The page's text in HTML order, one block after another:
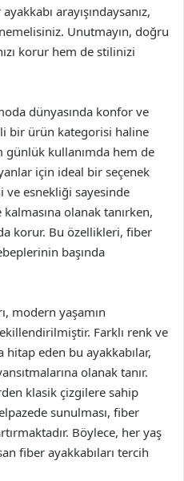
arayışındaysanız,
Unutmayın, doğru
korur hem de stilinizi
dünyasında konfor ve
bir ürün kategorisi haline
günlük kullanımda hem de
için ideal bir seçenek
ve esnekliği sayesinde
olanak tanırken,
korur. Bu özellikleri, fiber
başında
modern yaşamın
Farklı renk ve
eden bu ayakkabılar,
olanak tanır.
klasik çizgilere sahip
sunulması, fiber
Böylece, her yaş
fiber ayakkabıları tercih